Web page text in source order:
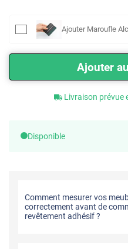
Ajouter Maroufle
Ajouter
Livraison prévue
Disponible
Comment mesurer vos
correctement avant de
revêtement adhésif ?